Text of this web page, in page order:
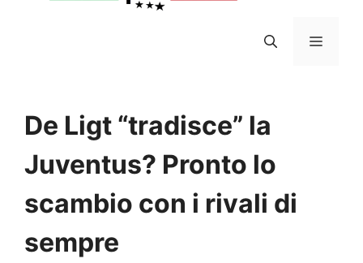
MENU
De Ligt “tradisce” la
Juventus? Pronto lo
scambio con i rivali di
sempre